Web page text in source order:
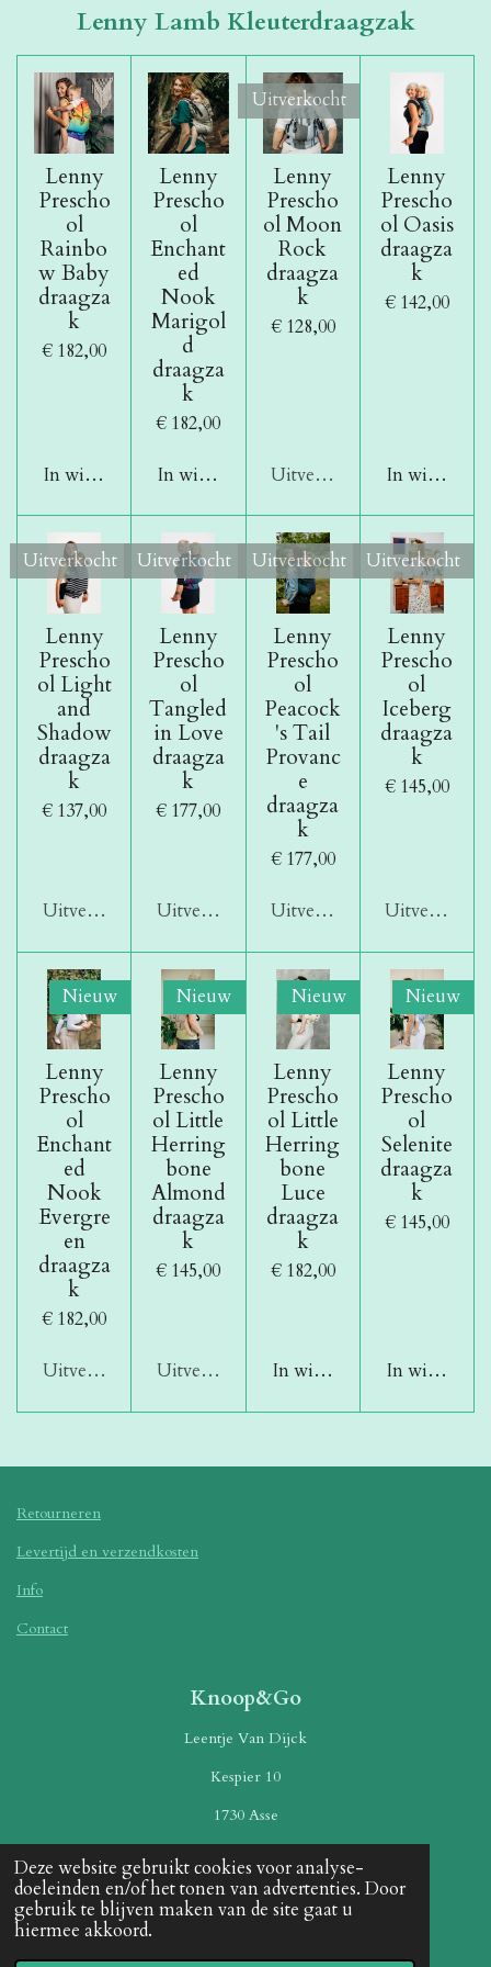
Deze website gebruikt cookies voor analyse-
doeleinden en/of het tonen van advertenties. Door
gebruik te blijven maken van de site gaat u
hiermee akkoord.
Lenny Lamb Kleuterdraagzak
Lenny
Prescho
ol
Rainbo
w Baby
draagza
k
€ 182,00
In winkelwagen
Lenny
Prescho
ol
Enchant
ed
Nook
Marigol
d
draagza
k
€ 182,00
In winkelwagen
Uitverkocht
Lenny
Prescho
ol Moon
Rock
draagza
k
€ 128,00
Uitverkocht
Lenny
Prescho
ol Oasis
draagza
k
€ 142,00
In
Uitverkocht
Lenny
Prescho
ol Light
and
Shadow
draagza
k
€ 137,00
Uitverkocht
Uitverkocht
Lenny
Prescho
ol
Tangled
in Love
draagza
k
€ 177,00
Uitverkocht
Uitverkocht
Lenny
Prescho
ol
Peacock
's Tail
Provanc
e
draagza
k
€ 177,00
Uitverkocht
Uitverkocht
Lenny
Prescho
ol
Iceberg
draagza
k
€ 145,00
Uitverkocht
Nieuw
Lenny
Prescho
ol
Enchant
ed
Nook
Evergre
en
draagza
k
€ 182,00
Uitverkocht
Nieuw
Lenny
Prescho
ol Little
Herring
bone
Almond
draagza
k
€ 145,00
Uitverkocht
Nieuw
Lenny
Prescho
ol Little
Herring
bone
Luce
draagza
k
€ 182,00
In winkelwagen
Nieuw
Lenny
Prescho
ol
Selenite
draagza
k
€ 145,00
In
Retourneren
Levertijd en verzendkosten
Info
Contact
Knoop&Go
Leentje Van Dijck
Kespier 10
1730 Asse
BE 0568579455
+32484110590